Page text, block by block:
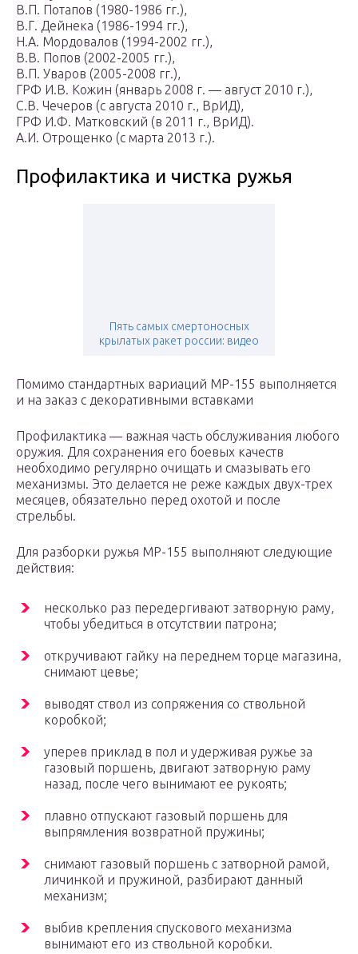
В.П. Потапов (1980-1986 гг.),
В.Г. Дейнека (1986-1994 гг.),
Н.А. Мордовалов (1994-2002 гг.),
В.В. Попов (2002-2005 гг.),
В.П. Уваров (2005-2008 гг.),
ГРФ И.В. Кожин (январь 2008 г. — август 2010 г.),
С.В. Чечеров (с августа 2010 г., ВрИД),
ГРФ И.Ф. Матковский (в 2011 г., ВрИД).
А.И. Отрощенко (с марта 2013 г.).
Профилактика и чистка ружья
Пять самых смертоносных
крылатых ракет россии: видео
Помимо стандартных вариаций МР-155 выполняется
и на заказ с декоративными вставками
Профилактика — важная часть обслуживания любого
оружия. Для сохранения его боевых качеств
необходимо регулярно очищать и смазывать его
механизмы. Это делается не реже каждых двух-трех
месяцев, обязательно перед охотой и после
стрельбы.
Для разборки ружья МР-155 выполняют следующие
действия:
несколько раз передергивают затворную раму,
чтобы убедиться в отсутствии патрона;
откручивают гайку на переднем торце магазина,
снимают цевье;
выводят ствол из сопряжения со ствольной
коробкой;
уперев приклад в пол и удерживая ружье за
газовый поршень, двигают затворную раму
назад, после чего вынимают ее рукоять;
плавно отпускают газовый поршень для
выпрямления возвратной пружины;
снимают газовый поршень с затворной рамой,
личинкой и пружиной, разбирают данный
механизм;
выбив крепления спускового механизма
вынимают его из ствольной коробки.